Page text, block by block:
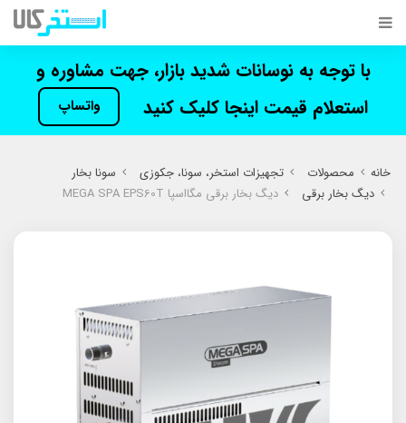
با توجه به نوسانات شدید بازار، جهت مشاوره و
استعلام قیمت اینجا کلیک کنید
واتساپ
خانه محصولات تجهیزات استخر، سونا، جکوزی
سونا بخار
دیگ بخار برقی
دیگ بخار برقی مگااسپا MEGA SPA EPS60T